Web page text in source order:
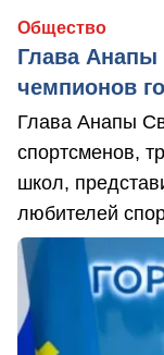
Общество
Глава Анапы
чемпионов
Глава Анапы
спортсменов,
школ,
любителей